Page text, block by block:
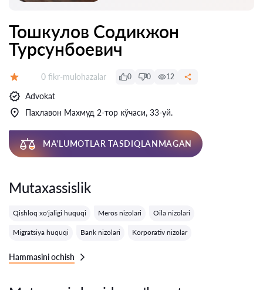
Тошкулов Содикжон
Турсунбоевич
Fikrlar:
0 fikr-mulohazalar 0 0 12
Advokat
Пахлавон Махмуд 2-тор кўчаси, 33-уй.
MA'LUMOTLAR TASDIQLANMAGAN
Mutaxassislik
Qishloq xo'jaligi huquqi Meros nizolari Oila nizolari
Migratsiya huquqi Bank nizolari Korporativ nizolar
Hammasini ochish